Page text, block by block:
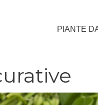
PIANTE